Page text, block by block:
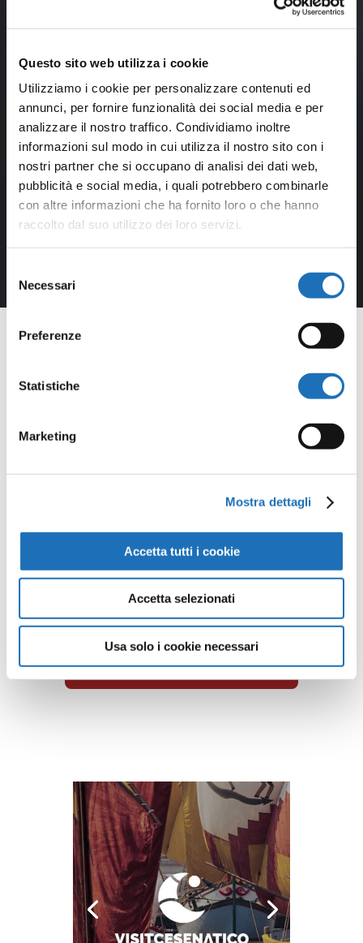
Questo sito web utilizza i cookie
Utilizziamo i cookie per personalizzare contenuti ed
annunci, per fornire funzionalità dei social media e per
analizzare il nostro traffico. Condividiamo inoltre
informazioni sul modo in cui utilizza il nostro sito con i
nostri partner che si occupano di analisi dei dati web,
pubblicità e social media, i quali potrebbero combinarle
con altre informazioni che ha fornito loro o che hanno
raccolto dal suo utilizzo dei loro servizi.
del
consenso
Necessari
Preferenze
Statistiche
Marketing
Mostra dettagli
Accetta tutti i cookie
Accetta selezionati
Usa solo i cookie necessari
Virtuale
Continua a scoprire tutte le
opere della collezione d’arte di
Cesenatico nella Galleria Virtuale:
un viaggio artistico senza confini.
Guarda tutte le opere